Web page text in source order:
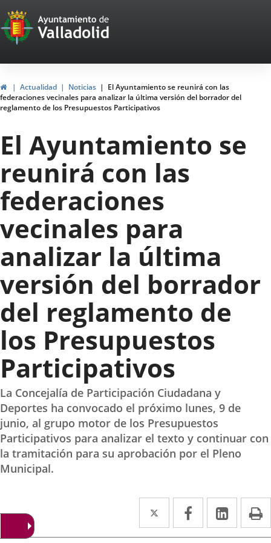
Portal
Web
del
Ayuntamiento
de
Valladolid
InicioActualidad Noticias
El Ayuntamiento se reunirá con las
federaciones vecinales para analizar la última versión del borrador del
reglamento de los Presupuestos Participativos
El Ayuntamiento se
reunirá con las
federaciones
vecinales para
analizar la última
versión del borrador
del reglamento de
los Presupuestos
Participativos
La Concejalía de Participación Ciudadana y
Deportes ha convocado el próximo lunes, 9 de
junio, al grupo motor de los Presupuestos
Participativos para analizar el texto y continuar con
la tramitación para su aprobación por el Pleno
Municipal.
Twitter
Enlace
a
Facebook
Enlace
a
Enlace
a